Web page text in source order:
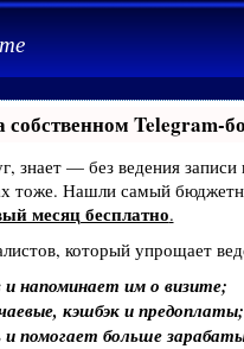
Telegram-
знает — без ведения
тоже. Нашли самый
месяц бесплатно.
который упрощает
напоминает им о визите;
кэшбэк и предоплаты;
и помогает больше